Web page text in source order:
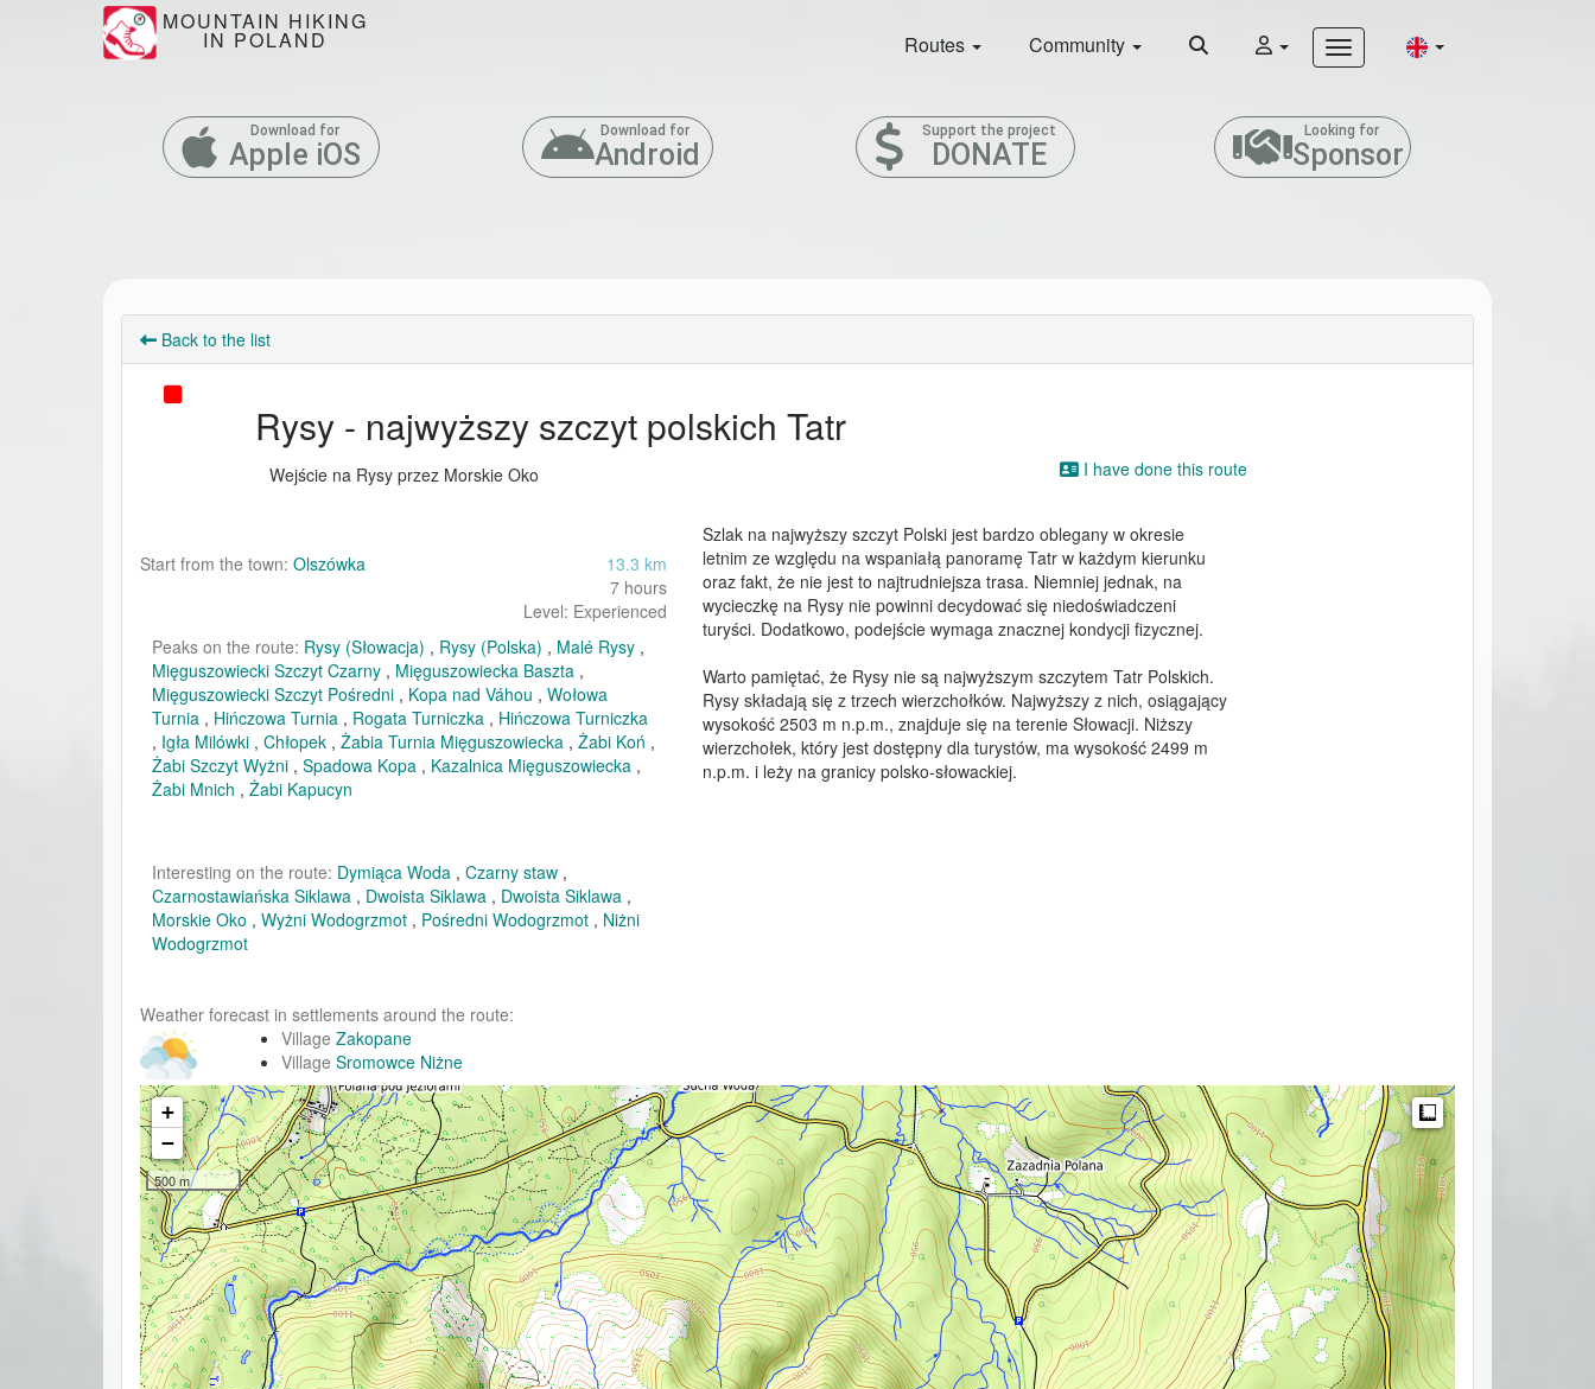
MOUNTAIN HIKING
IN POLAND Routes Community
Download for
Apple iOS
Download for
Android
Support the project
DONATE
Looking for
Sponsor
Back to the list
Rysy - najwyższy szczyt polskich Tatr
Wejście na Rysy przez Morskie Oko
Start from the town: Olszówka
13.3 km
7 hours
Level: Experienced
Peaks on the route: Rysy (Słowacja) , Rysy (Polska) , Malé Rysy ,
Mięguszowiecki Szczyt Czarny , Mięguszowiecka Baszta ,
Mięguszowiecki Szczyt Pośredni , Kopa nad Váhou , Wołowa
Turnia , Hińczowa Turnia , Rogata Turniczka , Hińczowa Turniczka
, Igła Milówki , Chłopek , Żabia Turnia Mięguszowiecka , Żabi Koń ,
Żabi Szczyt Wyżni , Spadowa Kopa , Kazalnica Mięguszowiecka ,
Żabi Mnich , Żabi Kapucyn
Interesting on the route: Dymiąca Woda , Czarny staw ,
Czarnostawiańska Siklawa , Dwoista Siklawa , Dwoista Siklawa ,
Morskie Oko , Wyżni Wodogrzmot , Pośredni Wodogrzmot , Niżni
Wodogrzmot
Weather forecast in settlements around the route:
Village Zakopane
Village Sromowce Niżne
I have done this route
Szlak na najwyższy szczyt Polski jest bardzo oblegany w okresie
letnim ze względu na wspaniałą panoramę Tatr w każdym kierunku
oraz fakt, że nie jest to najtrudniejsza trasa. Niemniej jednak, na
wycieczkę na Rysy nie powinni decydować się niedoświadczeni
turyści. Dodatkowo, podejście wymaga znacznej kondycji fizycznej.
Warto pamiętać, że Rysy nie są najwyższym szczytem Tatr Polskich.
Rysy składają się z trzech wierzchołków. Najwyższy z nich, osiągający
wysokość 2503 m n.p.m., znajduje się na terenie Słowacji. Niższy
wierzchołek, który jest dostępny dla turystów, ma wysokość 2499 m
n.p.m. i leży na granicy polsko-słowackiej.
+
−
500 m
Measure